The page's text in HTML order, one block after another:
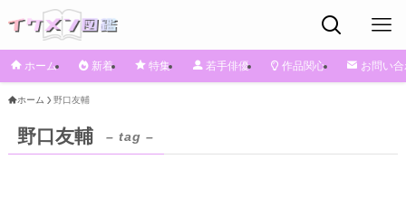
ホーム 新着 特集 若手俳優 作品関心 お問い
ホーム 野口友輔
野口友輔 – tag –